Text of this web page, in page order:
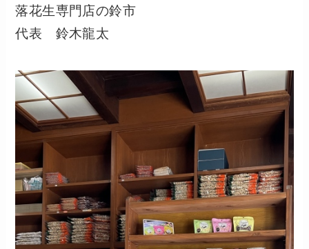
落花生専門店の鈴市
代表 鈴木龍太